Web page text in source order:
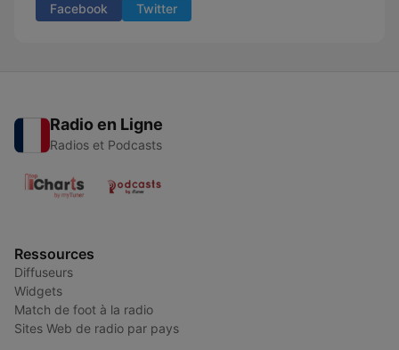
Facebook Twitter
Radio en Ligne
Radios et Podcasts
Ressources
Diffuseurs
Widgets
Match de foot à la radio
Sites Web de radio par pays